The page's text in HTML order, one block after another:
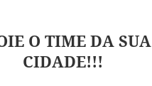
O TIME DA SUA
CIDADE!!!